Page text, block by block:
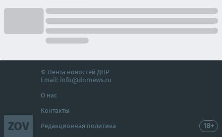
ZOV
© Лента новостей ДНР
Email: info@dnrnews.ru
О нас
Контакты
Редакционная политика 18+